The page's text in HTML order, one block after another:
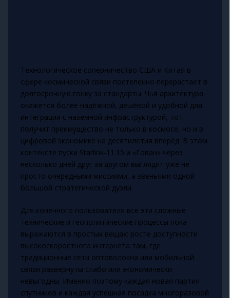
Технологическое соперничество США и Китая в
сфере космической связи постепенно перерастает в
долгосрочную гонку за стандарты. Чья архитектура
окажется более надёжной, дешёвой и удобной для
интеграции с наземной инфраструктурой, тот
получит преимущество не только в космосе, но и в
цифровой экономике на десятилетия вперёд. В этом
контексте пуски Starlink‑11.15 и «Гован» через
несколько дней друг за другом выглядят уже не
просто очередными миссиями, а звеньями одной
большой стратегической дуэли.
Для конечного пользователя все эти сложные
технические и геополитические процессы пока
выражаются в простых вещах: росте доступности
высокоскоростного интернета там, где
традиционные сети оптоволокна или мобильной
связи развёрнуты слабо или экономически
невыгодны. Именно поэтому каждая новая партия
спутников и каждая успешная посадка многоразовой